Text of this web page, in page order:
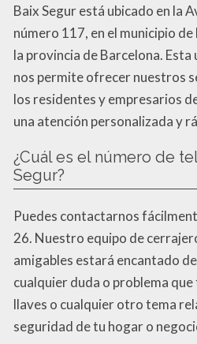
Baix Segur está ubicado en la
número 117, en el municipio
la provincia de Barcelona.
nos permite ofrecer nuestros
los residentes y empresarios
una atención personalizada y
¿Cuál es el número de
Segur?
Puedes contactarnos
26. Nuestro equipo de
amigables estará encantado
cualquier duda o problema
llaves o cualquier otro tema
seguridad de tu hogar o